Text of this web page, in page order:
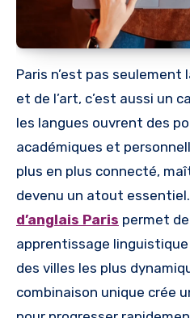
Paris n’est pas seulement la capitale de la culture
et de l’art, c’est aussi un
les langues ouvrent des
académiques et
plus en plus connecté,
devenu un atout essentiel.
d’anglais Paris permet
apprentissage linguistique
des villes les plus
combinaison unique crée